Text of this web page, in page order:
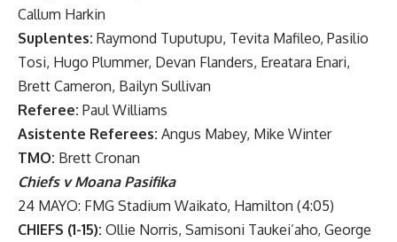
Callum Harkin
Suplentes: Raymond Tuputupu, Tevita Mafileo, Pasilio
Tosi, Hugo Plummer, Devan Flanders, Ereatara Enari,
Brett Cameron, Bailyn Sullivan
Referee: Paul Williams
Asistente Referees: Angus Mabey, Mike Winter
TMO: Brett Cronan
Chiefs v Moana Pasifika
24 MAYO: FMG Stadium Waikato, Hamilton (4:05)
CHIEFS (1-15): Ollie Norris, Samisoni Taukei’aho, George